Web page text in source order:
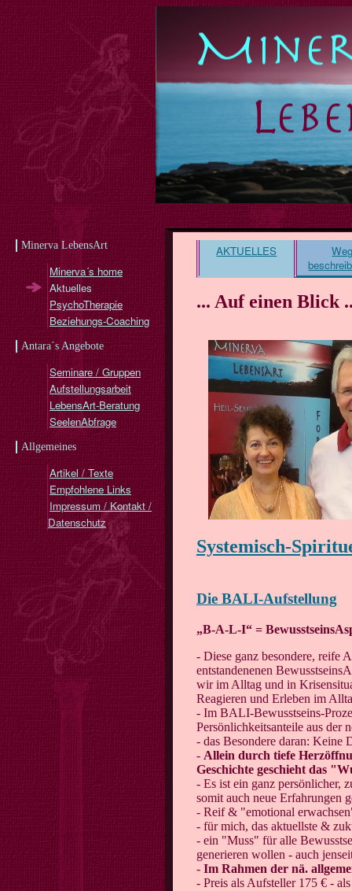
Minerva LebensArt
Minerva´s home
Aktuelles
PsychoTherapie
Beziehungs-Coaching
Antara´s Angebote
Seminare / Gruppen
Aufstellungsarbeit
LebensArt-Beratung
SeelenAbfrage
Allgemeines
Artikel / Texte
Empfohlene Links
Impressum / Kontakt /
Datenschutz
AKTUELLES
... Auf einen Blick
Systemisch-
Die BALI-Aufstellung
„B-A-L-I“ =
- Diese ganz besondere, reife
entstandenenen
wir im Alltag und in
Reagieren und Erleben im
- Im BALI-Bewusstseins-
Persönlichkeitsanteile aus der
- das Besondere daran:
- Allein durch tiefe
Geschichte geschieht das
- Es ist ein ganz persönlicher,
somit auch neue Erfahrungen
- Reif & "emotional
- für mich, das aktuellste &
- ein "Muss" für alle
generieren wollen - auch
- Im Rahmen der nä.
- Preis als Aufsteller 175 € -